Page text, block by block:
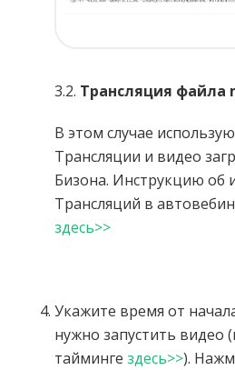
3.2. Трансляция файла
В этом случае
Трансляции и видео
Бизона. Инструкцию об
Трансляций в
здесь>>
Укажите время от
нужно запустить видео
тайминге здесь>>).